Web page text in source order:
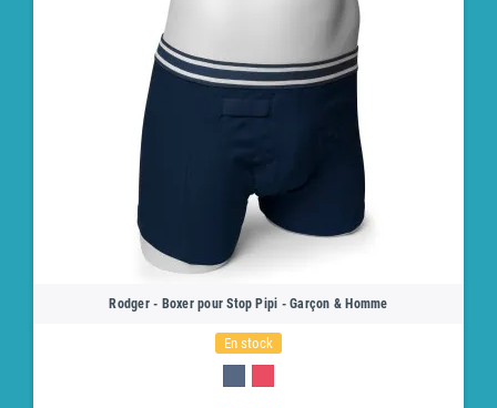
Rodger - Boxer pour Stop Pipi - Garçon & Homme
En stock